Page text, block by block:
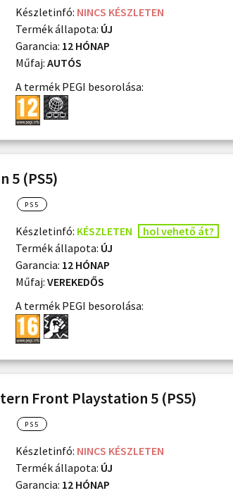
Készletinfó: NINCS KÉSZLETEN
Termék állapota: ÚJ
Garancia: 12 HÓNAP
Műfaj: AUTÓS
A termék PEGI besorolása:
5 (PS5)
PS5
Készletinfó: KÉSZLETEN
hol vehető át?
Termék állapota: ÚJ
Garancia: 12 HÓNAP
Műfaj: VEREKEDŐS
A termék PEGI besorolása:
Front Playstation 5 (PS5)
PS5
Készletinfó: NINCS KÉSZLETEN
Termék állapota: ÚJ
Garancia: 12 HÓNAP